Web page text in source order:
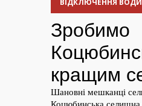
ВІДКЛЮЧЕННЯ ВОДИ,